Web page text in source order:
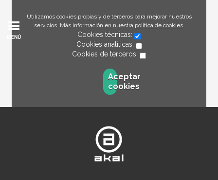
Utilizamos cookies propias y de terceros para mejorar nuestros
servicios. Más información en nuestra política de cookies.
Cookies técnicas:
Cookies analíticas:
Cookies de terceros:
Aceptar
cookies
MENÚ